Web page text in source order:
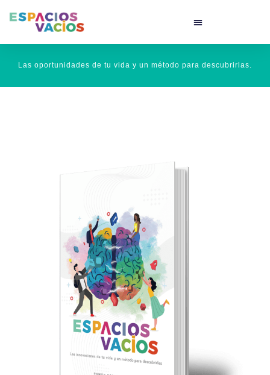
Las oportunidades de tu vida y un método para descubrirlas.